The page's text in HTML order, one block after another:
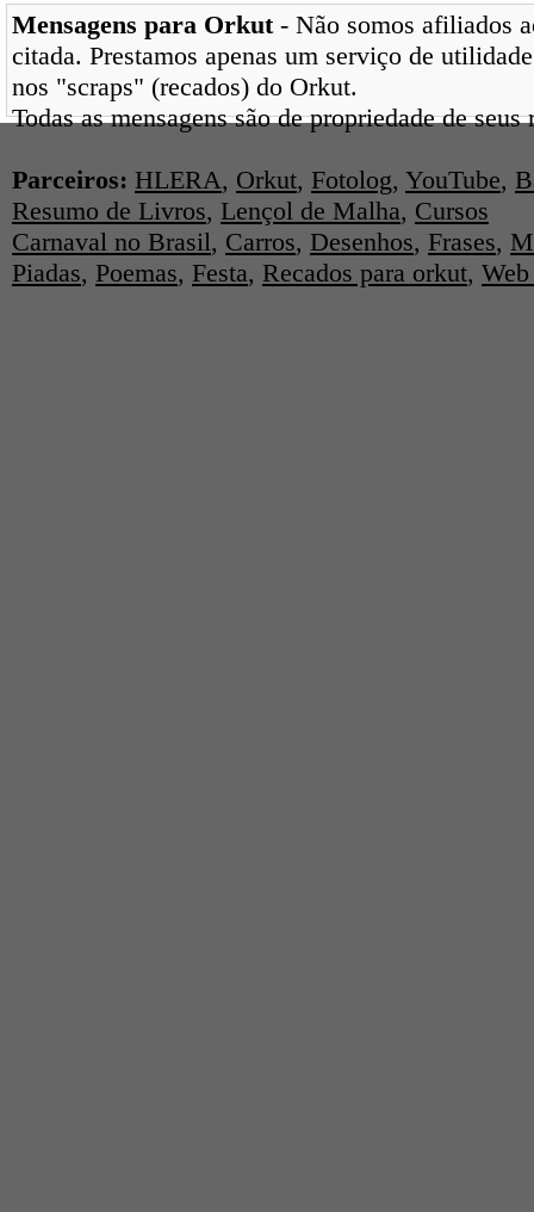
Mensagens para Orkut- Não somos afiliados
citada. Prestamos apenas um serviço de
nos "scraps" (recados) do Orkut.
Todas as mensagens são de propriedade de
Parceiros: HLERA, Orkut, Fotolog, YouTube,
Resumo de Livros, Lençol de Malha, Cursos
Carnaval no Brasil, Carros, Desenhos, Frases,
Piadas, Poemas, Festa, Recados para orkut,